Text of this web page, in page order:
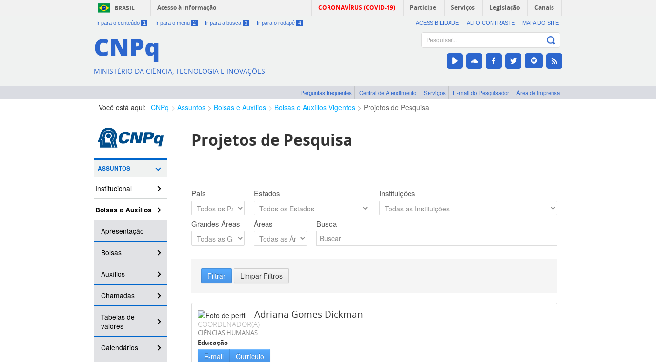
BRASIL Acesso à informação CORONAVÍRUS (COVID-19) Participe Serviços Legislação Canais
Ir para o conteúdo 1 Ir para o menu 2 Ir para a busca 3 Ir para o rodapé 4 ACESSIBILIDADE ALTO CONTRASTE MAPA DO SITE
CNPq
MINISTÉRIO DA CIÊNCIA, TECNOLOGIA E INOVAÇÕES
Perguntas frequentes Central de Atendimento Serviços E-mail do Pesquisador Área de imprensa
Você está aqui: CNPq Assuntos Bolsas e Auxílios Bolsas e Auxílios Vigentes Projetos de Pesquisa
ASSUNTOS
Institucional
Bolsas e Auxílios
Apresentação
Bolsas
Auxílios
Chamadas
Tabelas de
valores
Calendários
Projetos de Pesquisa
País Estados Instituições
Grandes Áreas Áreas Busca
Filtrar Limpar Filtros
Adriana Gomes Dickman
COORDENADOR(A)
CIÊNCIAS HUMANAS
Educação
E-mail Currículo